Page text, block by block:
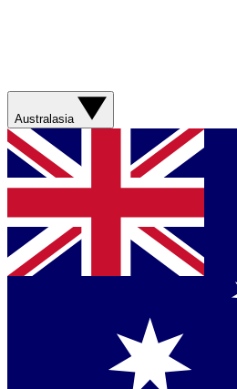
Australasia